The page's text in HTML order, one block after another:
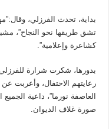
بداية، تحدث الفرزلي،
تشق طريقها نحو النجاح”،
كشاعرة وإعلامية”.
بدورها، شكرت شرارة
رعايتهم الاحتفال، وأعربت
العاصفة نورما”، داعية
صورة غلاف الديوان.